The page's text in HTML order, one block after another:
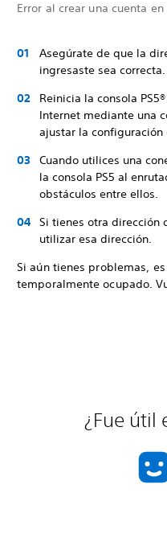
Error al crear una cuenta
Asegúrate de que la
ingresaste sea correcta.
Reinicia la consola
Internet mediante una
ajustar la configuración
Cuando utilices una
la consola PS5 al
obstáculos entre ellos.
Si tienes otra dirección
utilizar esa dirección.
Si aún tienes problemas,
temporalmente ocupado.
¿Fue útil